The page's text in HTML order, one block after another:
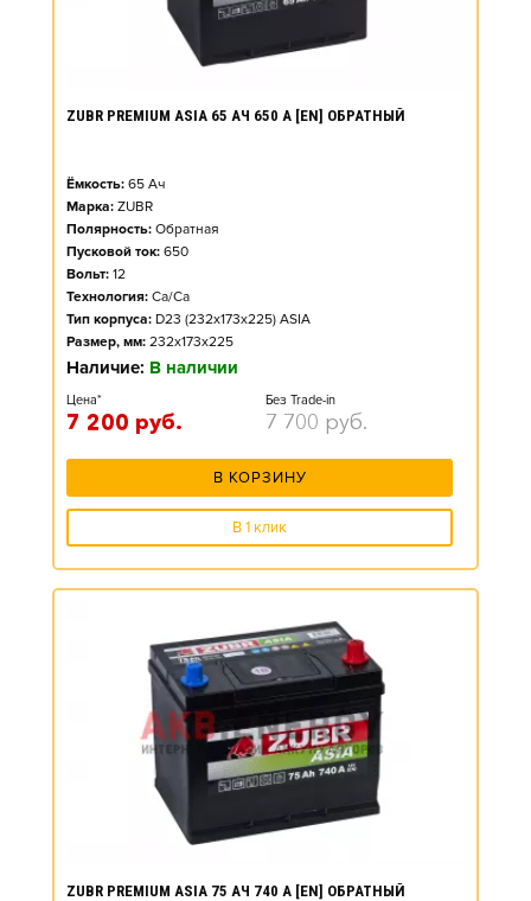
ZUBR PREMIUM ASIA 65 АЧ 650 А [EN] ОБРАТНЫЙ
Ёмкость: 65 Ач
Марка: ZUBR
Полярность: Обратная
Пусковой ток: 650
Вольт: 12
Технология: Ca/Ca
Тип корпуса: D23 (232x173x225) ASIA
Размер, мм: 232x173x225
Наличие: В наличии
Цена*
7 200 руб.
Без Trade-in
7 700 руб.
В КОРЗИНУ
В 1 клик
ZUBR PREMIUM ASIA 75 АЧ 740 А [EN] ОБРАТНЫЙ